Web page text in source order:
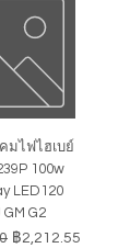
มไฟไฮเบย์
100w
LED120
GM G2
ราคาขายลด
฿2,212.55